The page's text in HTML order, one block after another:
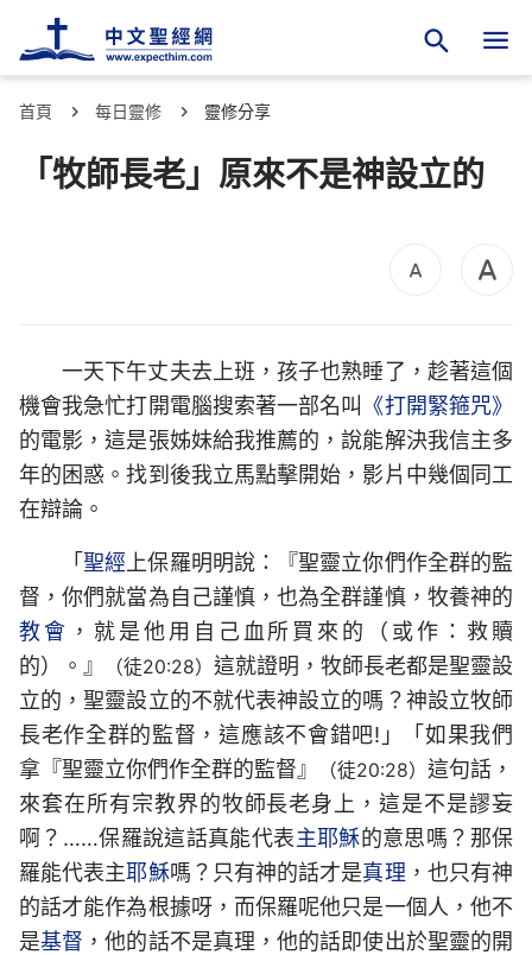
首頁 每日靈修 靈修分享
「牧師長老」原來不是神設立的
一天下午丈夫去上班，孩子也熟睡了，趁著這個
機會我急忙打開電腦搜索著一部名叫 《打開緊箍咒》
的電影，這是張姊妹給我推薦的，說能解決我信主多
年的困惑。找到後我立馬點擊開始，影片中幾個同工
在辯論。
「聖經 上保羅明明說：『聖靈立你們作全群的監
督，你們就當為自己謹慎，也為全群謹慎，牧養神的
教會 ，就是他用自己血所買來的（或作：救贖
的）。』
（徒20:28） 這就證明，牧師長老都是聖靈設
立的，聖靈設立的不就代表神設立的嗎？神設立牧師
長老作全群的監督，這應該不會錯吧!」「如果我們
拿『聖靈立你們作全群的監督』
（徒20:28） 這句話，
來套在所有宗教界的牧師長老身上，這是不是謬妄
啊？……保羅說這話真能代表主耶穌的意思嗎？那保
羅能代表主耶穌嗎？只有神的話才是真理 ，也只有神
的話才能作為根據呀，而保羅呢他只是一個人，他不
是基督 ，他的話不是真理，他的話即使出於聖靈的開